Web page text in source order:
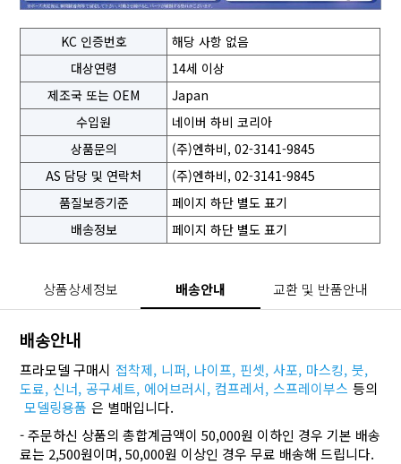
KC 인증번호
해당 사항 없음
대상연령
14세 이상
제조국 또는 OEM
Japan
수입원
네이버 하비 코리아
상품문의
(주)엔하비, 02-3141-9845
AS 담당 및 연락처
(주)엔하비, 02-3141-9845
품질보증기준
페이지 하단 별도 표기
배송정보
페이지 하단 별도 표기
상품상세정보 배송안내 교환 및 반품안내
배송안내
프라모델 구매시 접착제, 니퍼, 나이프, 핀셋, 사포, 마스킹, 붓,
도료, 신너, 공구세트, 에어브러시, 컴프레서, 스프레이부스 등의
모델링용품 은 별매입니다.
- 주문하신 상품의 총합계금액이 50,000원 이하인 경우 기본 배송
료는 2,500원이며, 50,000원 이상인 경우 무료 배송해 드립니다.